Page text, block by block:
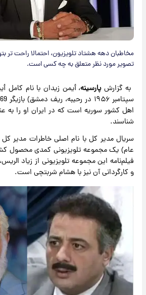
مخاطبان دهه هشتاد تلویزیون، احتمالا راحت تر
تصویر مورد نظر متعلق به چه کسی است.
به گزارشپارسینه
اهل کشور سوریه است که در ایران او را به
شناسند.
سریال مدیر کل با نام اصلی خاطرات مدیر
عام) یک مجموعه تلویزیونی کمدی محصول
فیلم‌نامه این مجموعه تلویزیونی از زیاد
و کارگردانی آن نیز با هشام شربتچی است.